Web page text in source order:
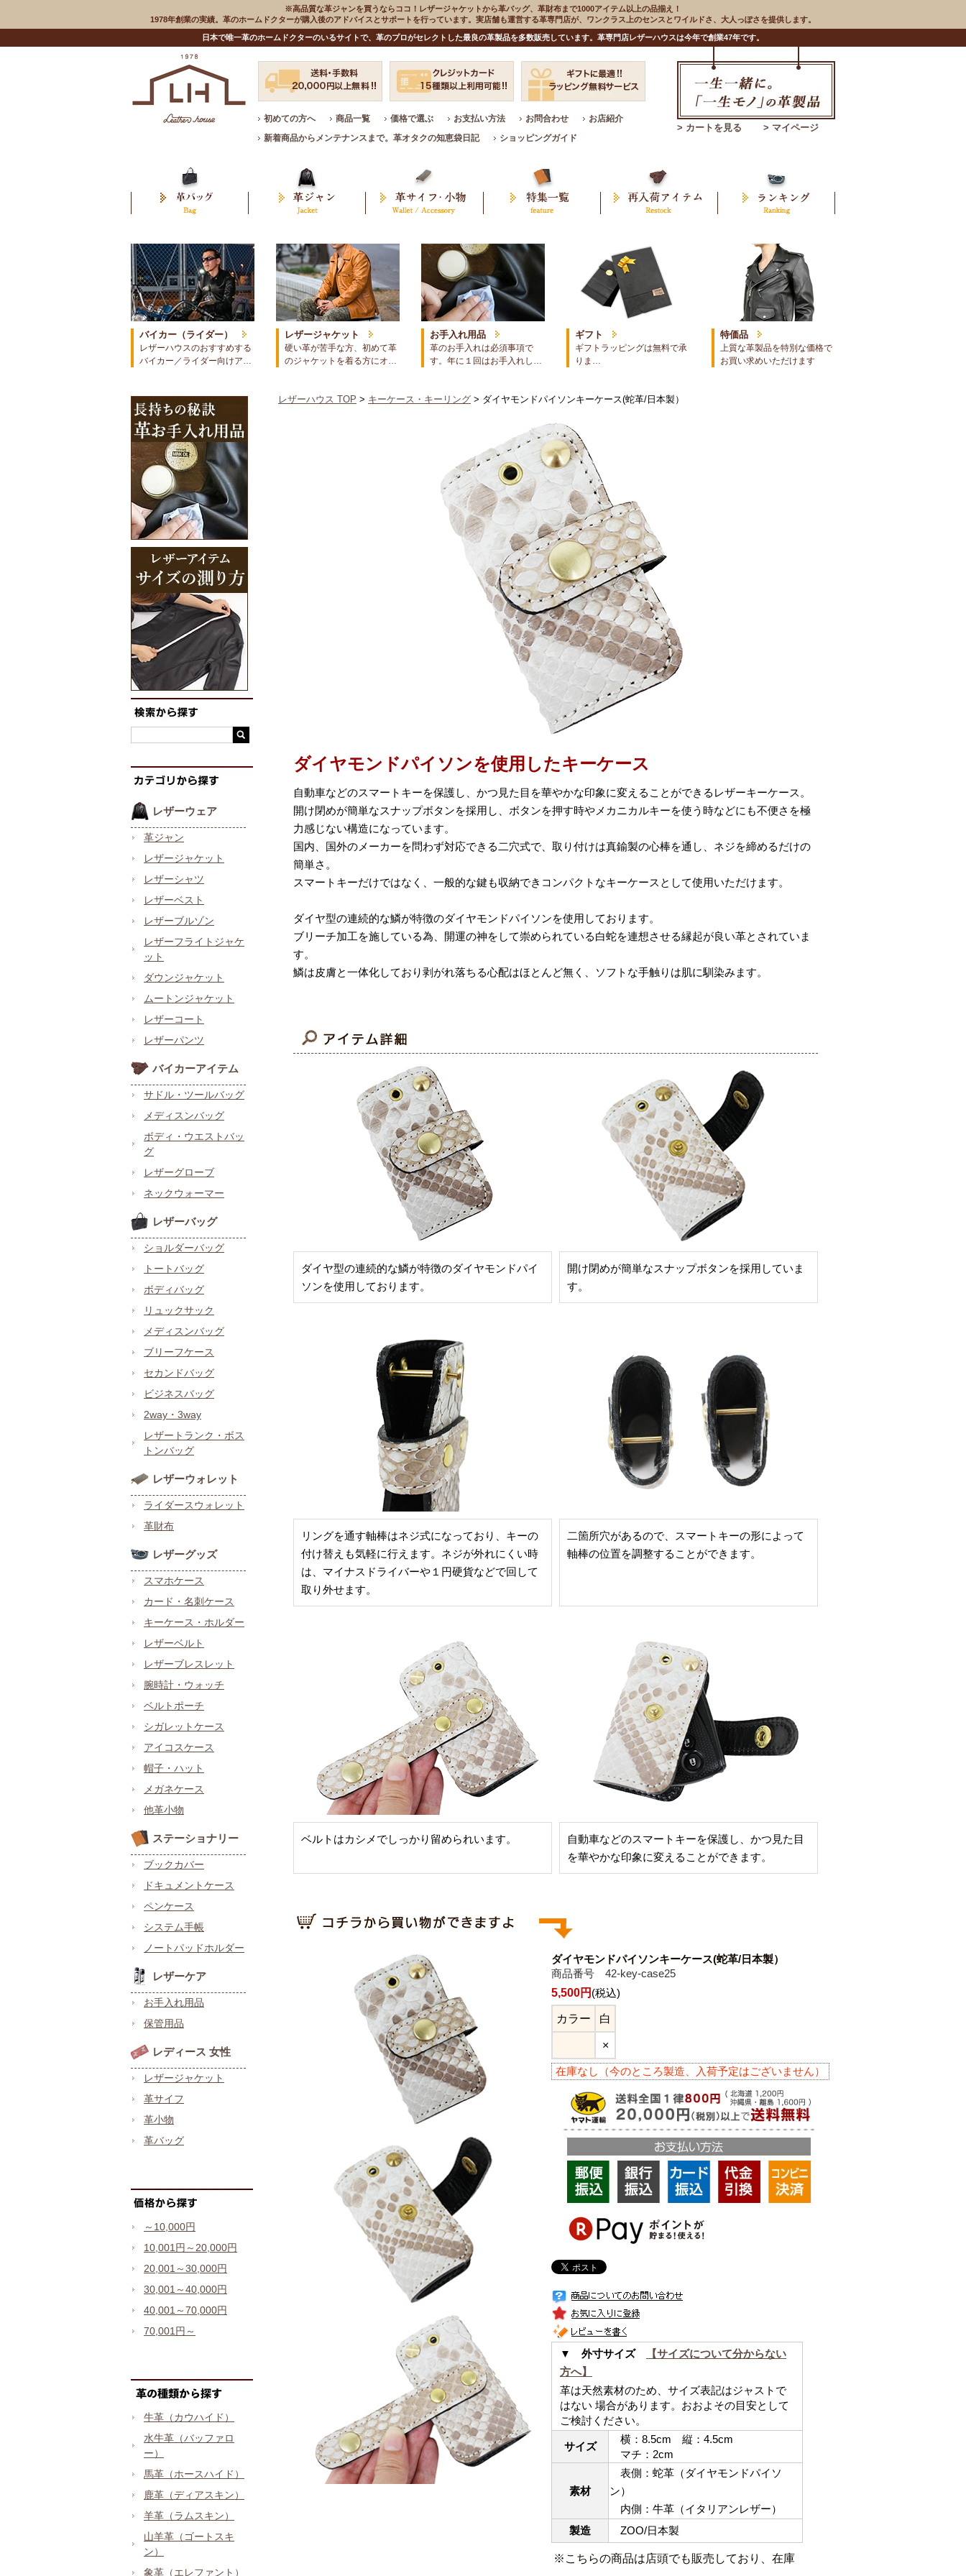
※高品質な革ジャンを買うならココ！レザージャケットから革バッグ、革財布まで1000アイテム以上の品揃え！
1978年創業の実績。革のホームドクターが購入後のアドバイスとサポートを行っています。実店舗も運営する革専門店が、ワンクラス上のセンスとワイルドさ、大人っぽさを提供します。
日本で唯一革のホームドクターのいるサイトで、革のプロがセレクトした最良の革製品を多数販売しています。革専門店レザーハウスは今年で創業47年です。
初めての方へ 商品一覧 価格で選ぶ お支払い方法 お問合わせ
お店紹介
新着商品からメンテナンスまで。革オタクの知恵袋日記
ショッピングガイド
> カートを見る > マイページ
バイカー（ライダー）
レザーハウスのおすすめする
バイカー／ライダー向けア…
レザージャケット
硬い革が苦手な方、初めて革
のジャケットを着る方にオ…
お手入れ用品
革のお手入れは必須事項で
す。年に１回はお手入れし…
ギフト
ギフトラッピングは無料で承
りま…
特価品
上質な革製品を特別な価格で
お買い求めいただけます
レザーウェア
革ジャン
レザージャケット
レザーシャツ
レザーベスト
レザーブルゾン
レザーフライトジャケ
ット
ダウンジャケット
ムートンジャケット
レザーコート
レザーパンツ
バイカーアイテム
サドル・ツールバッグ
メディスンバッグ
ボディ・ウエストバッ
グ
レザーグローブ
ネックウォーマー
レザーバッグ
ショルダーバッグ
トートバッグ
ボディバッグ
リュックサック
メディスンバッグ
ブリーフケース
セカンドバッグ
ビジネスバッグ
2way・3way
レザートランク・ボス
トンバッグ
レザーウォレット
ライダースウォレット
革財布
レザーグッズ
スマホケース
カード・名刺ケース
キーケース・ホルダー
レザーベルト
レザーブレスレット
腕時計・ウォッチ
ベルトポーチ
シガレットケース
アイコスケース
帽子・ハット
メガネケース
他革小物
ステーショナリー
ブックカバー
ドキュメントケース
ペンケース
システム手帳
ノートパッドホルダー
レザーケア
お手入れ用品
保管用品
レディース 女性
レザージャケット
革サイフ
革小物
革バッグ
～10,000円
10,001円～20,000円
20,001～30,000円
30,001～40,000円
40,001～70,000円
70,001円～
牛革（カウハイド）
水牛革（バッファロ
ー）
馬革（ホースハイド）
鹿革（ディアスキン）
羊革（ラムスキン）
山羊革（ゴートスキ
ン）
象革（エレファント）
レザーハウス TOP > キーケース・キーリング > ダイヤモンドパイソンキーケース(蛇革/日本製）
ダイヤモンドパイソンを使用したキーケース
自動車などのスマートキーを保護し、かつ見た目を華やかな印象に変えることができるレザーキーケース。
開け閉めが簡単なスナップボタンを採用し、ボタンを押す時やメカニカルキーを使う時などにも不便さを極
力感じない構造になっています。
国内、国外のメーカーを問わず対応できる二穴式で、取り付けは真鍮製の心棒を通し、ネジを締めるだけの
簡単さ。
スマートキーだけではなく、一般的な鍵も収納できコンパクトなキーケースとして使用いただけます。
ダイヤ型の連続的な鱗が特徴のダイヤモンドパイソンを使用しております。
ブリーチ加工を施している為、開運の神をして崇められている白蛇を連想させる縁起が良い革とされていま
す。
鱗は皮膚と一体化しており剥がれ落ちる心配はほとんど無く、ソフトな手触りは肌に馴染みます。
ダイヤ型の連続的な鱗が特徴のダイヤモンドパイ
ソンを使用しております。
開け閉めが簡単なスナップボタンを採用していま
す。
リングを通す軸棒はネジ式になっており、キーの
付け替えも気軽に行えます。ネジが外れにくい時
は、マイナスドライバーや１円硬貨などで回して
取り外せます。
二箇所穴があるので、スマートキーの形によって
軸棒の位置を調整することができます。
ベルトはカシメでしっかり留められいます。
自動車などのスマートキーを保護し、かつ見た目
を華やかな印象に変えることができます。
ダイヤモンドパイソンキーケース(蛇革/日本製）
商品番号 42-key-case25
5,500円 (税込)
カラー 白
×
在庫なし（今のところ製造、入荷予定はございません）
▼ 外寸サイズ
【サイズについて分からない
方へ】
革は天然素材のため、サイズ表記はジャストで
はない 場合があります。おおよその目安として
ご検討ください。
サイズ
横：8.5cm 縦：4.5cm
マチ：2cm
素材
表側：蛇革（ダイヤモンドパイソ
ン）
内側：牛革（イタリアンレザー）
製造
ZOO/日本製
※こちらの商品は店頭でも販売しており、在庫